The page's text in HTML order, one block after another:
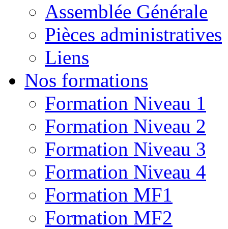
Assemblée Générale
Pièces administratives
Liens
Nos formations
Formation Niveau 1
Formation Niveau 2
Formation Niveau 3
Formation Niveau 4
Formation MF1
Formation MF2